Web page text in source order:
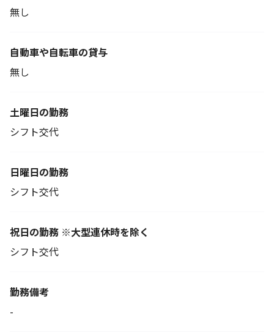
無し
自動車や自転車の貸与
無し
土曜日の勤務
シフト交代
日曜日の勤務
シフト交代
祝日の勤務 ※大型連休時を除く
シフト交代
勤務備考
-